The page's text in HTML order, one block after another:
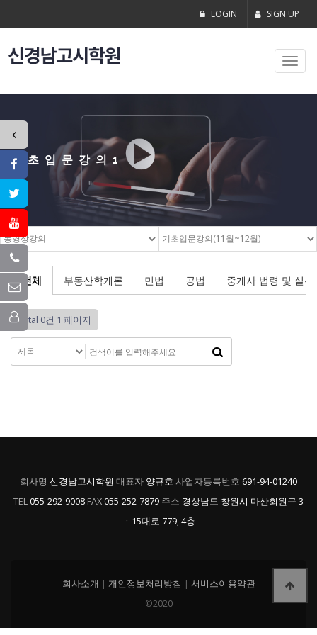
LOGIN SIGN UP
기초입문강의1
전체 부동산학개론 민법 공법 중개사 법령 및 실무
Total 0건 1 페이지
회사명 신경남고시학원 대표자 양규호 사업자등록번호 691-94-01240
TEL055-292-9008 FAX055-252-7879 주소 경상남도 창원시 마산회원구 3
ㆍ15대로 779, 4층
회사소개 | 개인정보처리방침 | 서비스이용약관
©2020